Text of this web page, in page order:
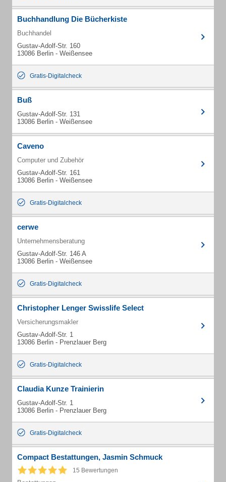
Buchhandlung Die Bücherkiste
Buchhandel
Gustav-Adolf-Str. 160
13086 Berlin - Weißensee
Gratis-Digitalcheck
Buß
Gustav-Adolf-Str. 131
13086 Berlin - Weißensee
Caveno
Computer und Zubehör
Gustav-Adolf-Str. 161
13086 Berlin - Weißensee
Gratis-Digitalcheck
cerwe
Unternehmensberatung
Gustav-Adolf-Str. 146 A
13086 Berlin - Weißensee
Gratis-Digitalcheck
Christopher Lenger Swisslife Select
Versicherungsmakler
Gustav-Adolf-Str. 1
13086 Berlin - Prenzlauer Berg
Gratis-Digitalcheck
Claudia Kunze Trainierin
Gustav-Adolf-Str. 1
13086 Berlin - Prenzlauer Berg
Gratis-Digitalcheck
Compact Bestattungen, Jasmin Schmuck
15 Bewertungen